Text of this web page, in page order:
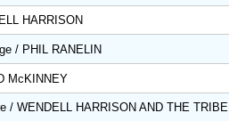
HARRISON
/ PHIL RANELIN
McKINNEY
/ WENDELL HARRISON AND THE TRIBE